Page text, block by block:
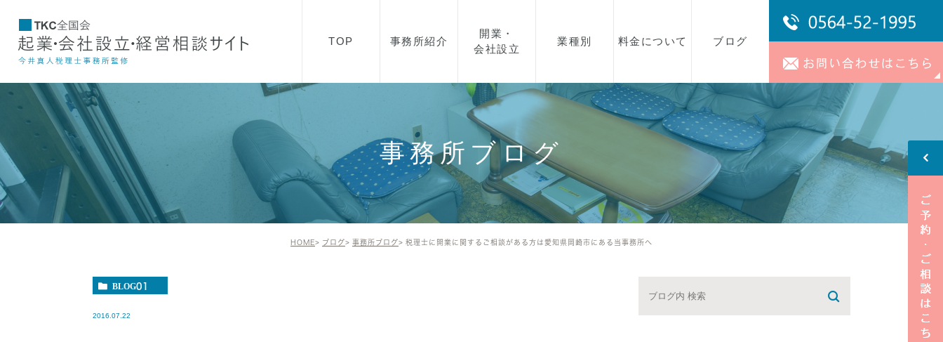
TOP 事務所紹介
所長紹介
アクセス
開業・
会社設立
開業・起業・会社設立を
お考えの方へ
会社設立の流れ
顧問契約について
助成金について
業種別
飲食業
美容・エステ
製造業
IT事業
建築業
不動産
料金について ブログ
事務所ブログ
スタッフブログ
事務所ブログ
HOME ブログ 事務所ブログ 税理士に開業に関するご相談がある方は愛知県岡崎市にある当事務所へ
BLOG01
2016.07.22